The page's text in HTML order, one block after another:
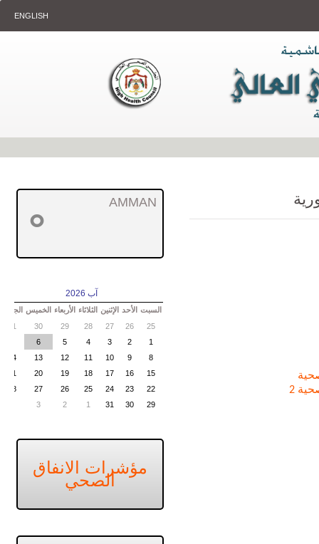
ENGLISH
2
AMMAN
°
آب 2026
السبت الأحد الإثنين الثلاثاء الأربعاء الخميس الجمعة
25
26
27
28
29
30
31
1
2
3
4
5
6
8
9
10
11
12
13
14
15
16
17
18
19
20
21
22
23
24
25
26
27
28
29
30
31
1
2
3
مؤشرات الانفاق
الصحي